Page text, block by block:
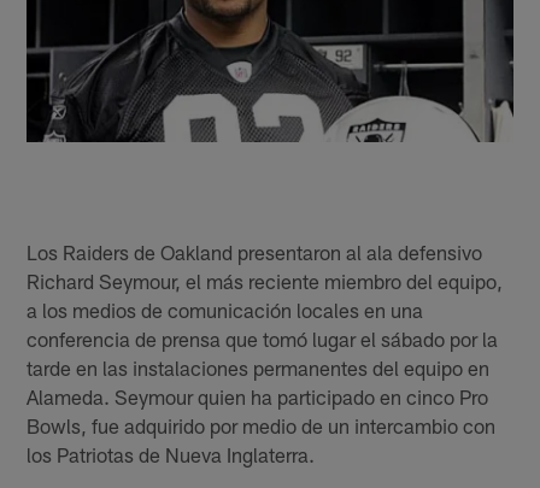
Los Raiders de Oakland presentaron al ala defensivo
Richard Seymour, el más reciente miembro del equipo,
a los medios de comunicación locales en una
conferencia de prensa que tomó lugar el sábado por la
tarde en las instalaciones permanentes del equipo en
Alameda. Seymour quien ha participado en cinco Pro
Bowls, fue adquirido por medio de un intercambio con
los Patriotas de Nueva Inglaterra.